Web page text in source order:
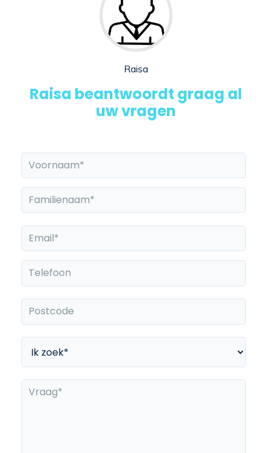
Raisa
Raisa beantwoordt graag al
uw vragen